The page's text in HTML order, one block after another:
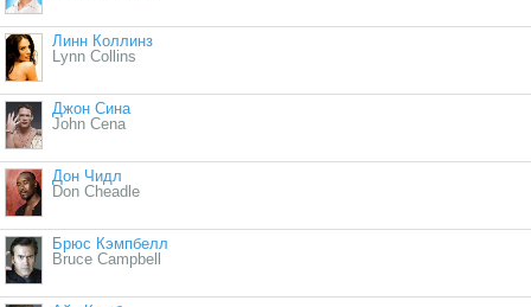
Линн Коллинз
Lynn Collins
Джон Сина
John Cena
Дон Чидл
Don Cheadle
Брюс Кэмпбелл
Bruce Campbell